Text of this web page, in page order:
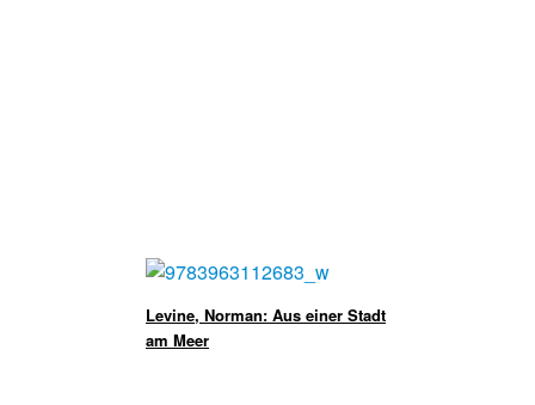
Levine, Norman: Aus einer Stadt
am Meer